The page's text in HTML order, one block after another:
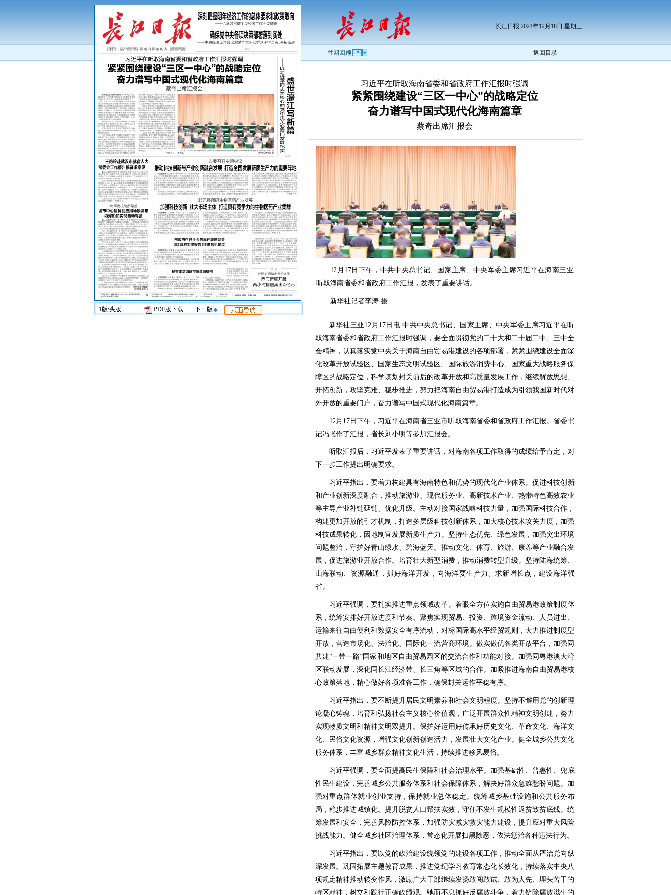
1版:头版 PDF版下载 下一版
长江日报 2024年12月18日 星期三
往期回顾 返回目录
习近平在听取海南省委和省政府工作汇报时强调
紧紧围绕建设“三区一中心”的战略定位
奋力谱写中国式现代化海南篇章
蔡奇出席汇报会
12月17日下午，中共中央总书记、国家主席、中央军委主席习近平在海南三亚
听取海南省委和省政府工作汇报，发表了重要讲话。
新华社记者李涛 摄
新华社三亚12月17日电 中共中央总书记、国家主席、中央军委主席习近平在听
取海南省委和省政府工作汇报时强调，要全面贯彻党的二十大和二十届二中、三中全
会精神，认真落实党中央关于海南自由贸易港建设的各项部署，紧紧围绕建设全面深
化改革开放试验区、国家生态文明试验区、国际旅游消费中心、国家重大战略服务保
障区的战略定位，科学谋划封关前后的改革开放和高质量发展工作，继续解放思想、
开拓创新，攻坚克难、稳步推进，努力把海南自由贸易港打造成为引领我国新时代对
外开放的重要门户，奋力谱写中国式现代化海南篇章。
12月17日下午，习近平在海南省三亚市听取海南省委和省政府工作汇报。省委书
记冯飞作了汇报，省长刘小明等参加汇报会。
听取汇报后，习近平发表了重要讲话，对海南各项工作取得的成绩给予肯定，对
下一步工作提出明确要求。
习近平指出，要着力构建具有海南特色和优势的现代化产业体系。促进科技创新
和产业创新深度融合，推动旅游业、现代服务业、高新技术产业、热带特色高效农业
等主导产业补链延链、优化升级。主动对接国家战略科技力量，加强国际科技合作，
构建更加开放的引才机制，打造多层级科技创新体系，加大核心技术攻关力度，加强
科技成果转化，因地制宜发展新质生产力。坚持生态优先、绿色发展，加强突出环境
问题整治，守护好青山绿水、碧海蓝天。推动文化、体育、旅游、康养等产业融合发
展，促进旅游业开放合作。培育壮大新型消费，推动消费转型升级。坚持陆海统筹、
山海联动、资源融通，抓好海洋开发，向海洋要生产力、求新增长点，建设海洋强
省。
习近平强调，要扎实推进重点领域改革。着眼全方位实施自由贸易港政策制度体
系，统筹安排好开放进度和节奏。聚焦实现贸易、投资、跨境资金流动、人员进出、
运输来往自由便利和数据安全有序流动，对标国际高水平经贸规则，大力推进制度型
开放，营造市场化、法治化、国际化一流营商环境。做实做优各类开放平台，加强同
共建“一带一路”国家和地区自由贸易园区的交流合作和功能对接。加强同粤港澳大湾
区联动发展，深化同长江经济带、长三角等区域的合作。加紧推进海南自由贸易港核
心政策落地，精心做好各项准备工作，确保封关运作平稳有序。
习近平指出，要不断提升居民文明素养和社会文明程度。坚持不懈用党的创新理
论凝心铸魂，培育和弘扬社会主义核心价值观，广泛开展群众性精神文明创建，努力
实现物质文明和精神文明双提升。保护好运用好传承好历史文化、革命文化、海洋文
化、民俗文化资源，增强文化创新创造活力，发展壮大文化产业。健全城乡公共文化
服务体系，丰富城乡群众精神文化生活，持续推进移风易俗。
习近平强调，要全面提高民生保障和社会治理水平。加强基础性、普惠性、兜底
性民生建设，完善城乡公共服务体系和社会保障体系，解决好群众急难愁盼问题。加
强对重点群体就业创业支持，保持就业总体稳定。统筹城乡基础设施和公共服务布
局，稳步推进城镇化。提升脱贫人口帮扶实效，守住不发生规模性返贫致贫底线。统
筹发展和安全，完善风险防控体系，加强防灾减灾救灾能力建设，提升应对重大风险
挑战能力。健全城乡社区治理体系，常态化开展扫黑除恶，依法惩治各种违法行为。
习近平指出，要以党的政治建设统领党的建设各项工作，推动全面从严治党向纵
深发展。巩固拓展主题教育成果，推进党纪学习教育常态化长效化，持续落实中央八
项规定精神推动转变作风，激励广大干部继续发扬敢闯敢试、敢为人先、埋头苦干的
特区精神，树立和践行正确政绩观。驰而不息抓好反腐败斗争，着力铲除腐败滋生的